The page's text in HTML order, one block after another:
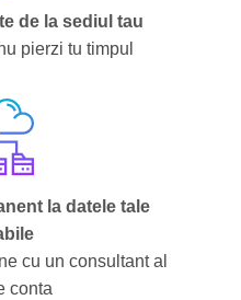
de la sediul tau
pierzi tu timpul
la datele tale
cu un consultant al
conta